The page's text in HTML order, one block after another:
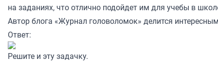
на заданиях, что отлично подойдет им для учебы в
Автор блога «Журнал головоломок» делится
Ответ:
Решите и этузадачку.